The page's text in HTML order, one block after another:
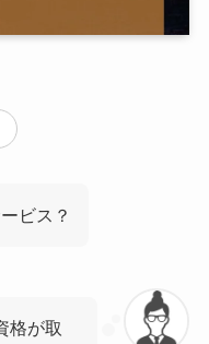
ビス？
格が取